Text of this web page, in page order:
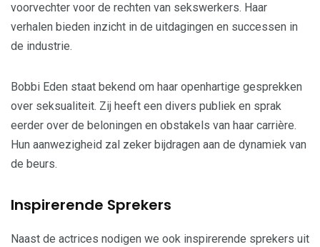
voorvechter voor de rechten van sekswerkers. Haar
verhalen bieden inzicht in de uitdagingen en successen in
de industrie.
Bobbi Eden staat bekend om haar openhartige gesprekken
over seksualiteit. Zij heeft een divers publiek en sprak
eerder over de beloningen en obstakels van haar carrière.
Hun aanwezigheid zal zeker bijdragen aan de dynamiek van
de beurs.
Inspirerende Sprekers
Naast de actrices nodigen we ook inspirerende sprekers uit